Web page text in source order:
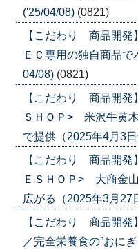
('25/04/08) (0821)
【こだわり 商品開
ＥＣ専用の独自商品
04/08) (0821)
【こだわり 商品開
ＳＨＯＰ> 米沢牛黄
で提供（2025年4月3
【こだわり 商品開
ＥＳＨＯＰ> 大商金
広がる（2025年3月27
【こだわり 商品開
／完全栄養食の”おに